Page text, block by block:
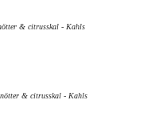
& citrusskal - Kahls
& citrusskal - Kahls